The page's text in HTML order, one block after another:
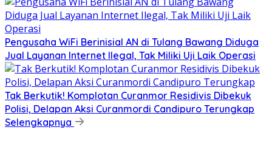
Pengusaha WiFi Berinisial AN di Tulang Bawang Diduga
Jual Layanan Internet Ilegal, Tak Miliki Uji Laik Operasi
Tak Berkutik! Komplotan Curanmor Residivis Dibekuk
Polisi, Delapan Aksi Curanmordi Candipuro Terungkap
Selengkapnya